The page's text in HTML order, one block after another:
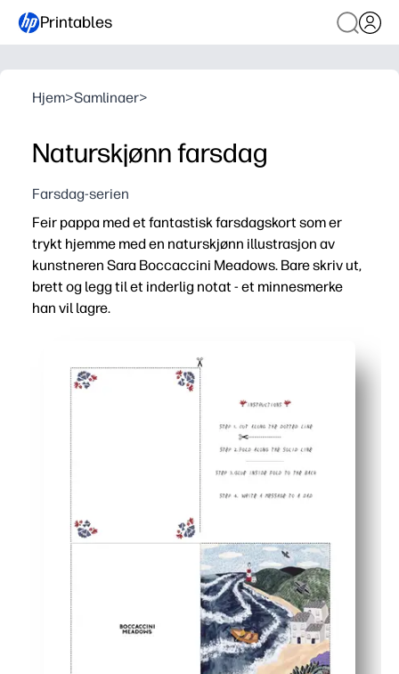
Printables
Hjem>Samlinaer>
Naturskjønn farsdag
Farsdag-serien
Feir pappa med et fantastisk farsdagskort som er
trykt hjemme med en naturskjønn illustrasjon av
kunstneren Sara Boccaccini Meadows. Bare skriv ut,
brett og legg til et inderlig notat - et minnesmerke
han vil lagre.
Kunstfremmende design av Sara Boccaccini
Barnevennlig - god plass inne for doodles og inderlige
Trykk på nytt når som helst - perfekt for søsken,